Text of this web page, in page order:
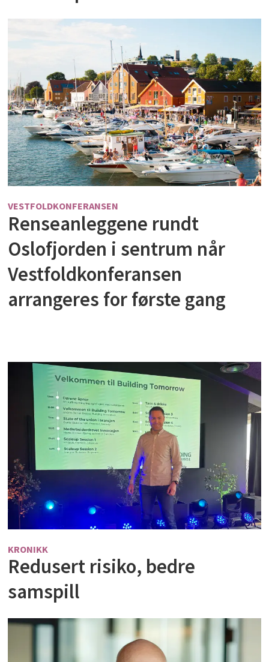
VESTFOLDKONFERANSEN
Renseanleggene rundt
Oslofjorden i sentrum når
Vestfoldkonferansen
arrangeres for første gang
KRONIKK
Redusert risiko, bedre
samspill